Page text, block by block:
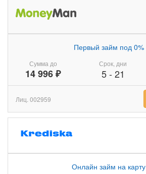
Сумма до
14 996 ₽
Первый займ под 0%
Срок, дни
5- 21
Лиц. 002959
Онлайн займ на карту